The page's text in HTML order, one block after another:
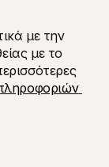
με την
με το